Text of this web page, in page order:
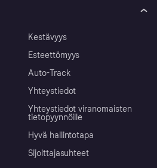
Kestävyys
Esteettömyys
Auto-Track
Yhteystiedot
Yhteystiedot viranomaisten
tietopyynnöille
Hyvä hallintotapa
Sijoittajasuhteet